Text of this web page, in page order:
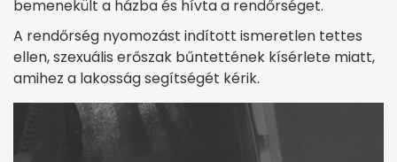
bemenekült a házba és hívta a rendőrséget.
A rendőrség nyomozást indított ismeretlen tettes
ellen, szexuális erőszak bűntettének kísérlete miatt,
amihez a lakosság segítségét kérik.